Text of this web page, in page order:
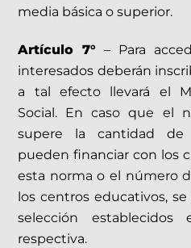
media básica o superior.
Artículo 7° – Para
interesados deberán
a tal efecto llevará el
Social. En caso que el
supere la cantidad de
pueden financiar con los
esta norma o el número
los centros educativos,
selección establecidos
respectiva.